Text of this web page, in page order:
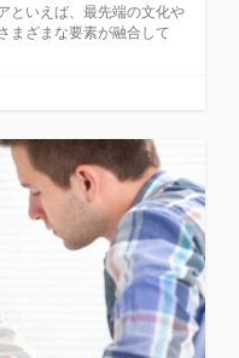
といえば、最先端の文化や
まざまな要素が融合して